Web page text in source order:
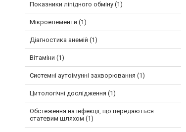
Показники ліпідного обміну (1)
Мікроелементи (1)
Діагностика анемій (1)
Вітаміни (1)
Системні аутоімунні захворювання (1)
Цитологічні дослідження (1)
Обстеження на інфекції, що передаються
статевим шляхом (1)